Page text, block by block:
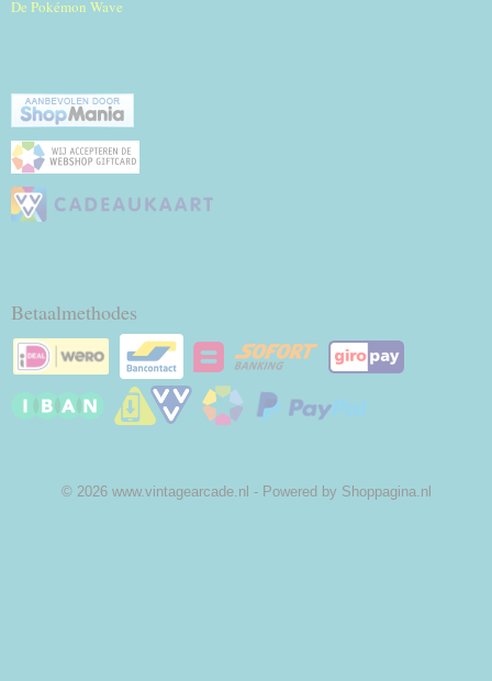
De Pokémon Wave
Betaalmethodes
© 2026 www.vintagearcade.nl - Powered by Shoppagina.nl